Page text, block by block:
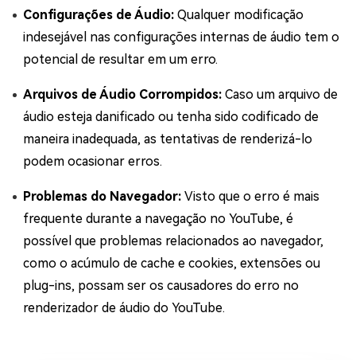
Configurações de Áudio: Qualquer modificação
indesejável nas configurações internas de áudio tem o
potencial de resultar em um erro.
Arquivos de Áudio Corrompidos: Caso um arquivo de
áudio esteja danificado ou tenha sido codificado de
maneira inadequada, as tentativas de renderizá-lo
podem ocasionar erros.
Problemas do Navegador: Visto que o erro é mais
frequente durante a navegação no YouTube, é
possível que problemas relacionados ao navegador,
como o acúmulo de cache e cookies, extensões ou
plug-ins, possam ser os causadores do erro no
renderizador de áudio do YouTube.